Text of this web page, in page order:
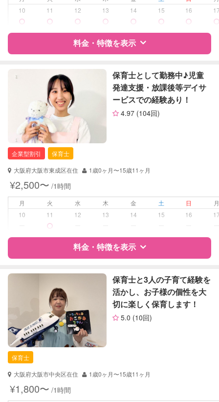
障がい児対応 対応可否は個別に相談
なし
可能
お子様の撮影
（定期特典）
対応可能
10
11 12 13 14 15 16
料金・特徴を表示
料金 レビュー
サポートの特徴
資格
対応可能/特徴
夜間対応
外国語対応
病児対応
障がい児対応 対応可否は個別に相談
レッスン 英語レッスン
定期予約 可能
（定期特典）
対応不可
保育士として勤務中♪児童
発達支援・放課後等デイサ
ービスでの経験あり！
4.97 (104回)
企業型割引
保育士
大阪府大阪市東成区在住
1歳0ヶ月〜15歳11ヶ月
¥2,500〜 /1時間
月 火 水 木 金 土 日
10
11 12 13 14 15 16
料金・特徴を表示
特徴 料金 レビュー
サポートの特徴
資格
企業型割引対象(旧内閣府補助対象)
自治体届出済ベビーシッター
保育士
保育士と3人の子育て経験を
活かし、お子様の個性を大
切に楽しく保育します！
5.0 (10回)
保育士
大阪府大阪市中央区在住
1歳0ヶ月〜15歳11ヶ月
¥1,800〜 /1時間